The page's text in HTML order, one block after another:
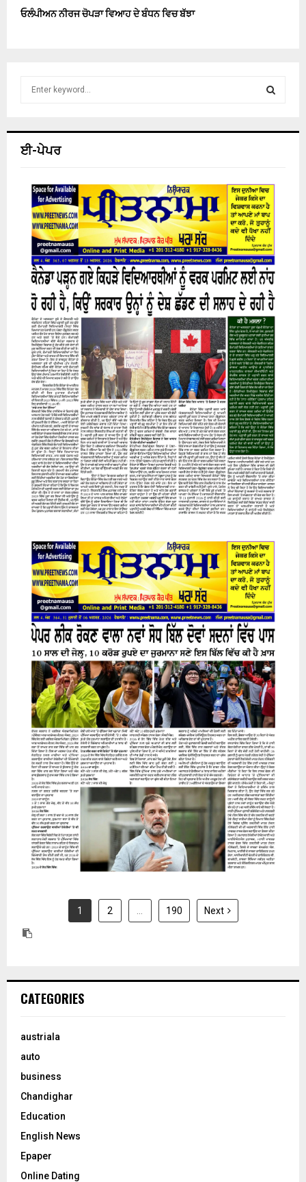
ਓਲੰਪੀਅਨ ਨੀਰਜ ਚੋਪੜਾ ਵਿਆਹ ਦੇ ਬੰਧਨ ਵਿਚ ਬੱਝਾ
h
C
H
ਈ-ਪੇਪਰ
07 August 2026
31 July 2026
1 2 190 Next
CATEGORIES
austriala
auto
business
Chandighar
Education
English News
Epaper
Online Dating